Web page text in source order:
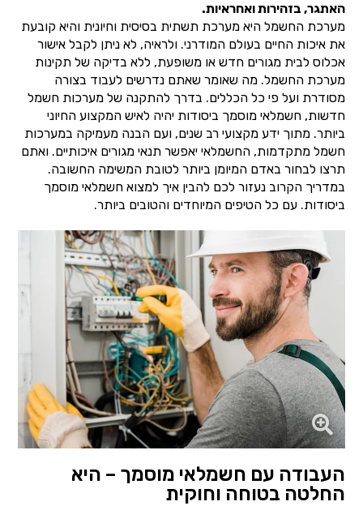
האתגר, בזהירות ואחראיות.
מערכת החשמל היא מערכת תשתית בסיסית וחיונית והיא קובעת
את איכות החיים בעולם המודרני. ולראיה, לא ניתן לקבל אישור
אכלוס לבית מגורים חדש או משופעת, ללא בדיקה של תקינות
מערכת החשמל. מה שאומר שאתם נדרשים לעבוד בצורה
מסודרת ועל פי כל הכללים. בדרך להתקנה של מערכות חשמל
חדשות, חשמלאי מוסמך ביסודות יהיה לאיש המקצוע החיוני
ביותר. מתוך ידע מקצועי רב שנים, ועם הבנה מעמיקה במערכות
חשמל מתקדמות, החשמלאי יאפשר תנאי מגורים איכותיים. ואתם
תרצו לבחור באדם המיומן ביותר לטובת המשימה החשובה.
במדריך הקרוב נעזור לכם להבין איך למצוא חשמלאי מוסמך
ביסודות. עם כל הטיפים המיוחדים והטובים ביותר.
העבודה עם חשמלאי מוסמך – היא
החלטה בטוחה וחוקית